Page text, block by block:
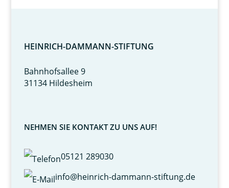
HEINRICH-DAMMANN-STIFTUNG
Bahnhofsallee 9
31134 Hildesheim
NEHMEN SIE KONTAKT ZU UNS AUF!
05121 289030
info@heinrich-dammann-stiftung.de